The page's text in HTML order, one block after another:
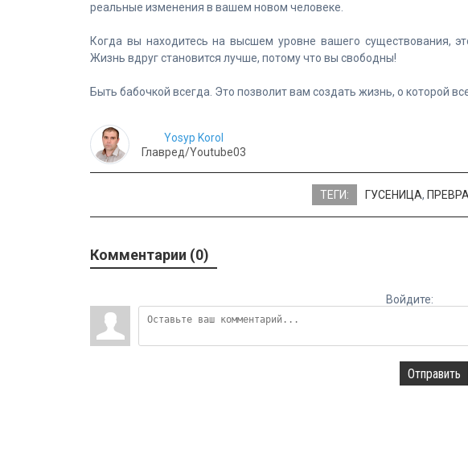
реальные изменения в вашем новом человеке.
Когда вы находитесь на высшем уровне вашего существования,
Жизнь вдруг становится лучше, потому что вы свободны!
Быть бабочкой всегда. Это позволит вам создать жизнь, о которой
Yosyp Korol
Главред/Youtube03
ТЕГИ: ГУСЕНИЦА,
Комментарии (0)
Войдите:
Отправить